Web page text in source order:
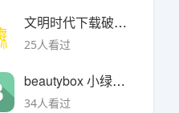
文明时代下载破解版无限金币最新版
25人看过
beautybox 小绿盒正版最新免费下载
34人看过